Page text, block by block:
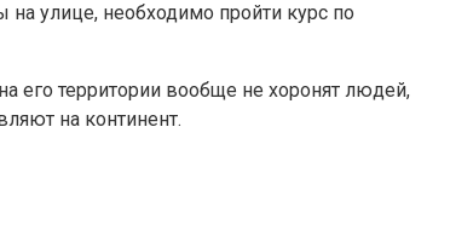
на улице, необходимо пройти курс по
его территории вообще не хоронят людей,
на континент.